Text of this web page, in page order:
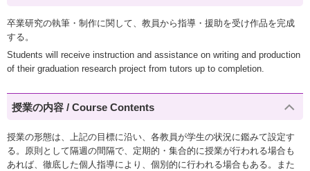
卒業研究の執筆・制作に関して、教員から指導・援助を受け作品を完成
する。
Students will receive instruction and assistance on writing and production
of their graduation research project from tutors up to completion.
授業の内容 / Course Contents
授業の形態は、上記の目標に沿い、各教員が学生の状況に鑑みて設定す
る。原則として隔週の間隔で、定期的・集合的に授業が行われる場合も
あれば、徹底した個人指導により、個別的に行われる場合もある。また